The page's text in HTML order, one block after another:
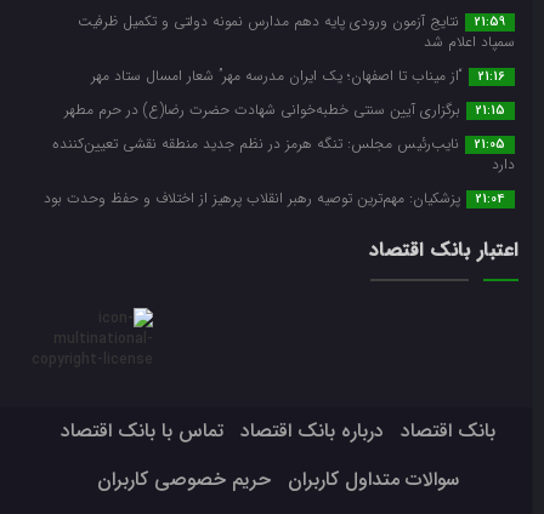
21:59
نتایج آزمون ورودی پایه دهم مدارس نمونه دولتی و تکمیل ظرفیت
سمپاد اعلام شد
21:16 “از میناب تا اصفهان؛ یک ایران مدرسه مهر” شعار امسال ستاد مهر
21:15 برگزاری آیین سنتی خطبه‌خوانی شهادت حضرت رضا(ع) در حرم مطهر
21:05
نایب‌رئیس مجلس: تنگه هرمز در نظم جدید منطقه نقشی تعیین‌کننده
دارد
21:04 پزشکیان: مهم‌ترین توصیه رهبر انقلاب پرهیز از اختلاف و حفظ وحدت بود
اعتبار بانک اقتصاد
بانک اقتصاد درباره بانک اقتصاد
تماس با بانک اقتصاد
سوالات متداول کاربران
حریم خصوصی کاربران